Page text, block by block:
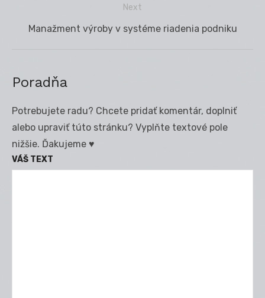
Next
Next
Manažment výroby v systéme riadenia podniku
Poradňa
Potrebujete radu? Chcete pridať komentár, doplniť
alebo upraviť túto stránku? Vyplňte textové pole
nižšie. Ďakujeme ♥
VÁŠ TEXT